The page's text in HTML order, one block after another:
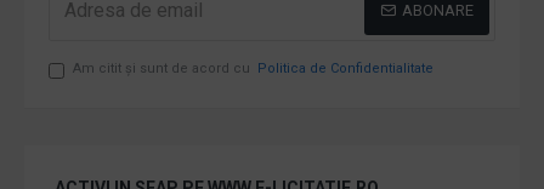
ABONARE
Am citit şi sunt de acord cu Politica de Confidentialitate